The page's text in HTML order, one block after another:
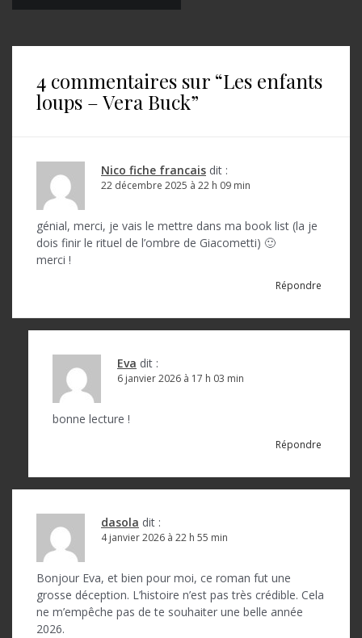
v
i
’
e
4 commentaires sur “Les enfants
loups – Vera Buck”
Nico fiche francais dit :
22 décembre 2025 à 22 h 09 min
génial, merci, je vais le mettre dans ma book list (la je
dois finir le rituel de l’ombre de Giacometti) 🙂
merci !
Répondre
Eva dit :
6 janvier 2026 à 17 h 03 min
bonne lecture !
Répondre
dasola dit :
4 janvier 2026 à 22 h 55 min
Bonjour Eva, et bien pour moi, ce roman fut une
grosse déception. L’histoire n’est pas très crédible. Cela
ne m’empêche pas de te souhaiter une belle année
2026.